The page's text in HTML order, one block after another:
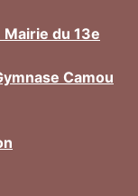
du 13e
Camou